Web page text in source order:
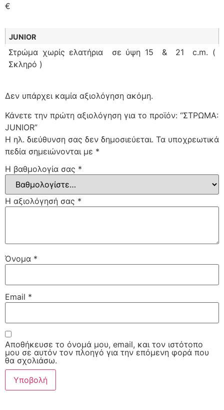
€
JUNIOR
Στρώμα χωρίς ελατήρια σε ύψη 15 & 21 c.m. (
Σκληρό )
Δεν υπάρχει καμία αξιολόγηση ακόμη.
Κάνετε την πρώτη αξιολόγηση για το προϊόν: “ΣΤΡΩΜΑ:
JUNIOR”
Η ηλ. διεύθυνση σας δεν δημοσιεύεται. Τα υποχρεωτικά
πεδία σημειώνονται με *
Η βαθμολογία σας *
Η αξιολόγησή σας *
Όνομα *
Email *
Αποθήκευσε το όνομά μου, email, και τον ιστότοπο
μου σε αυτόν τον πλοηγό για την επόμενη φορά που
θα σχολιάσω.